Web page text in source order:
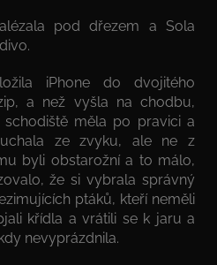
pod dřezem a Sola
iPhone do dvojitého
a než vyšla na chodbu,
měla po pravici a
ze zvyku, ale ne z
byli obstarožní a to málo,
že si vybrala správný
ptáků, kteří neměli
křídla a vrátili se k jaru a
nevyprázdnila.